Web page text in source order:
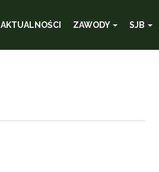
AKTUALNOŚCI ZAWODY SJB